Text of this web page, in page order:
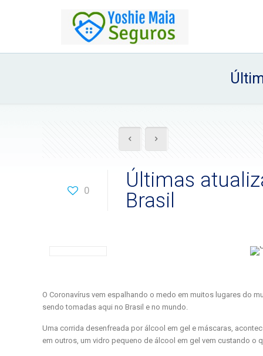
0
Últimas
Brasil
O Coronavírus vem espalhando o medo em muitos lugares do
sendo tomadas aqui no Brasil e no mundo.
Uma corrida desenfreada por álcool em gel e máscaras,
em outros, um vidro pequeno de álcool em gel vem custando o